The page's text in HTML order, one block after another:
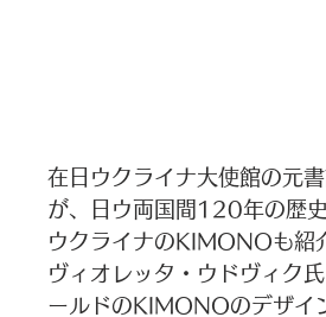
在日ウクライナ大使館の元
が、日ウ両国間120年の歴
ウクライナのKIMONOも紹
ヴィオレッタ・ウドヴィク
ールドのKIMONOのデザイ